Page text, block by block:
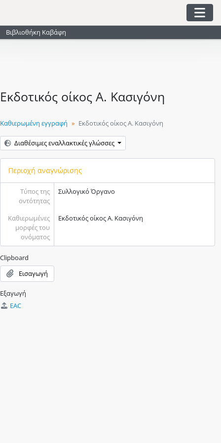
Βιβλιοθήκη Καβάφη
Εκδοτικός οίκος Α. Κασιγόνη
Καθιερωμένη εγγραφή Εκδοτικός οίκος Α. Κασιγόνη
Διαθέσιμες εναλλακτικές γλώσσες
Περιοχή αναγνώρισης
Τύπος της
οντότητας
Συλλογικό Όργανο
Καθιερωμένες
μορφές του
ονόματος
Εκδοτικός οίκος Α. Κασιγόνη
Clipboard
Εισαγωγή
Εξαγωγή
EAC